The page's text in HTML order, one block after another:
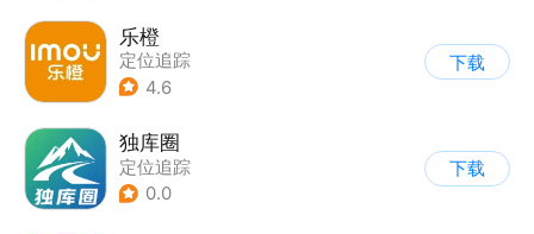
乐橙
定位追踪
4.6
下载
独库圈
定位追踪
0.0
下载